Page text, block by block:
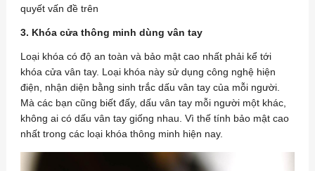
quyết vấn đề trên
3. Khóa cửa thông minh dùng vân tay
Loại khóa có độ an toàn và bảo mật cao nhất phải kể tới
khóa cửa vân tay. Loại khóa này sử dụng công nghệ hiện
điện, nhận diện bằng sinh trắc dấu vân tay của mỗi người.
Mà các bạn cũng biết đấy, dấu vân tay mỗi người một khác,
không ai có dấu vân tay giống nhau. Vì thế tính bảo mật cao
nhất trong các loại khóa thông minh hiện nay.